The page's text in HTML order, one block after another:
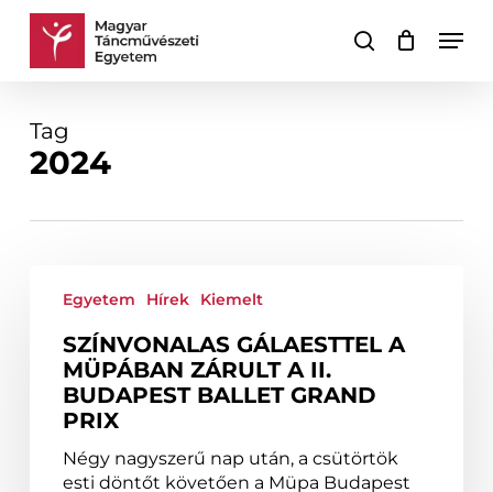
Skip
keresés
Kosár Kosár
Tag
2024
gálaesttel
Müpában
zárult
Ballet
Egyetem Hírek Kiemelt
SZÍNVONALAS GÁLAESTTEL A
MÜPÁBAN ZÁRULT A II.
BUDAPEST BALLET GRAND
PRIX
Négy nagyszerű nap után, a csütörtök
esti döntőt követően a Müpa Budapest